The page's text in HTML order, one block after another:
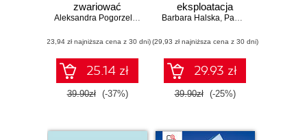
zwariować
Aleksandra Pogorzelska Patryk Wójcik,Barbara Wójcik
(23,94 zł najniższa cena z 30 dni)
25.14 zł
39.90zł (-37%)
eksploatacja
systemów
urządzeń
peryferyjnych i
sieci. Część 3.
Projektowanie i
wykonywanie
Podręcznik do
Barbara Halska, Paweł Bensel
(29,93 zł najniższa cena z 30 dni)
29.93 zł
39.90zł (-25%)